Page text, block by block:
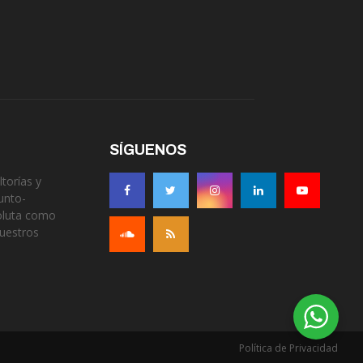
y
como
SÍGUENOS
Política de Privacidad